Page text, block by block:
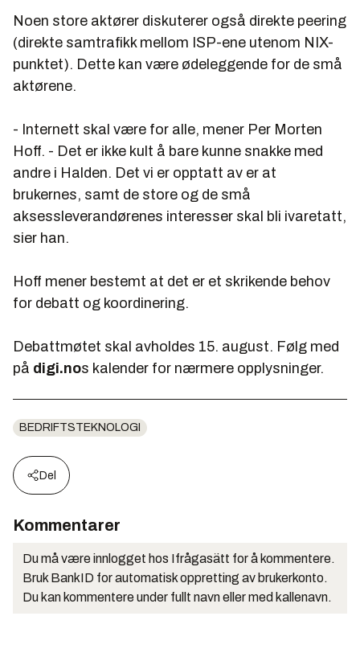
Noen store aktører diskuterer også direkte peering
(direkte samtrafikk mellom ISP-ene utenom NIX-
punktet). Dette kan være ødeleggende for de små
aktørene.
- Internett skal være for alle, mener Per Morten
Hoff. - Det er ikke kult å bare kunne snakke med
andre i Halden. Det vi er opptatt av er at
brukernes, samt de store og de små
aksessleverandørenes interesser skal bli ivaretatt,
sier han.
Hoff mener bestemt at det er et skrikende behov
for debatt og koordinering.
Debattmøtet skal avholdes 15. august. Følg med
på digi.nos kalender for nærmere opplysninger.
BEDRIFTSTEKNOLOGI
Del
Kommentarer
Du må være innlogget hos Ifrågasätt for å kommentere.
Bruk BankID for automatisk oppretting av brukerkonto.
Du kan kommentere under fullt navn eller med kallenavn.